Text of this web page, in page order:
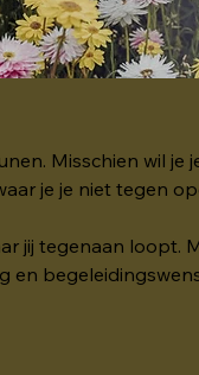
Misschien wil
je je niet tegen
jij tegenaan
en